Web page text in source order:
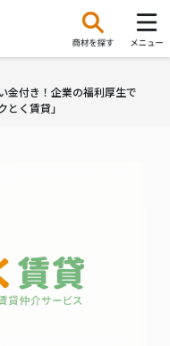
金付き！企業の福利厚生で
く賃貸」